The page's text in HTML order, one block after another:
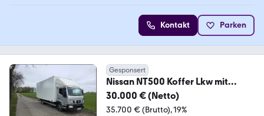
Kontakt Parken
Gesponsert
Nissan NT500 Koffer Lkw mit
Ladebordwand | MKO-R
30.000 € (Netto)
35.700 € (Brutto) 19%